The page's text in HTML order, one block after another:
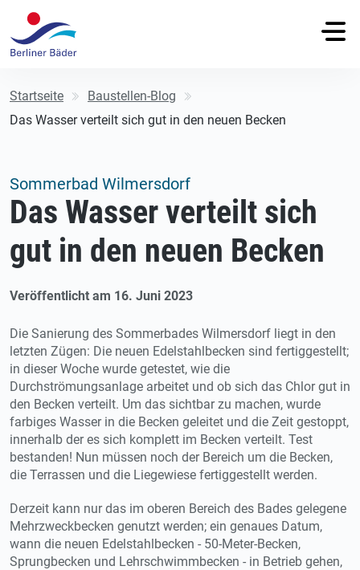
Startseite
Baustellen-Blog
Das Wasser verteilt sich gut in den neuen Becken
Sommerbad Wilmersdorf
Das Wasser verteilt sich
gut in den neuen Becken
Veröffentlicht am 16. Juni 2023
Die Sanierung des Sommerbades Wilmersdorf liegt in den
letzten Zügen: Die neuen Edelstahlbecken sind fertiggestellt;
in dieser Woche wurde getestet, wie die
Durchströmungsanlage arbeitet und ob sich das Chlor gut in
den Becken verteilt. Um das sichtbar zu machen, wurde
farbiges Wasser in die Becken geleitet und die Zeit gestoppt,
innerhalb der es sich komplett im Becken verteilt. Test
bestanden! Nun müssen noch der Bereich um die Becken,
die Terrassen und die Liegewiese fertiggestellt werden.
Derzeit kann nur das im oberen Bereich des Bades gelegene
Mehrzweckbecken genutzt werden; ein genaues Datum,
wann die neuen Edelstahlbecken - 50-Meter-Becken,
Sprungbecken und Lehrschwimmbecken - in Betrieb gehen,